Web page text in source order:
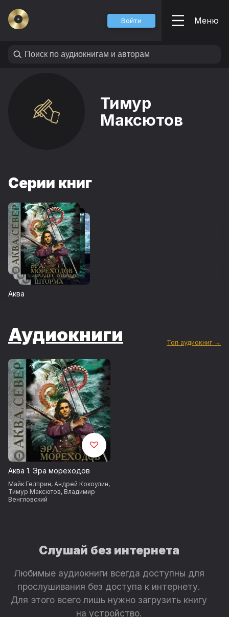
Войти Меню
Тимур
Максютов
Серии книг
Аква
Аудиокниги Топ аудиокниг →
Аква 1. Эра мореходов
Майк Гелприн, Андрей Кокоулин,
Тимур Максютов, Владимир
Венгловский
Слушай без интернета
Любимые аудиокниги всегда доступны для
прослушивания без доступа к интернету.
Для этого всего лишь нужно загрузить книгу
на устройство.